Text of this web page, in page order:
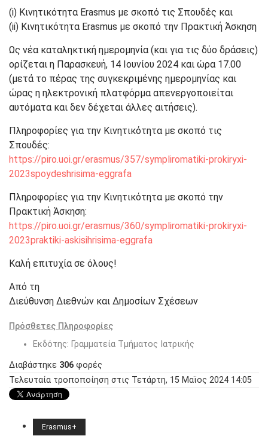
(i) Κινητικότητα Erasmus με σκοπό τις Σπουδές και
(ii) Κινητικότητα Erasmus με σκοπό την Πρακτική Άσκηση
Ως νέα καταληκτική ημερομηνία (και για τις δύο δράσεις)
ορίζεται η Παρασκευή, 14 Ιουνίου 2024 και ώρα 17.00
(μετά το πέρας της συγκεκριμένης ημερομηνίας και
ώρας η ηλεκτρονική πλατφόρμα απενεργοποιείται
αυτόματα και δεν δέχεται άλλες αιτήσεις).
Πληροφορίες για την Κινητικότητα με σκοπό τις
Σπουδές:
https://piro.uoi.gr/erasmus/357/sympliromatiki-prokiryxi-
2023spoydeshrisima-eggrafa
Πληροφορίες για την Κινητικότητα με σκοπό την
Πρακτική Άσκηση:
https://piro.uoi.gr/erasmus/360/sympliromatiki-prokiryxi-
2023praktiki-askisihrisima-eggrafa
Καλή επιτυχία σε όλους!
Από τη
Διεύθυνση Διεθνών και Δημοσίων Σχέσεων
Πρόσθετες Πληροφορίες
Εκδότης: Γραμματεία Τμήματος Ιατρικής
Διαβάστηκε 306 φορές
Τελευταία τροποποίηση στις Τετάρτη, 15 Μαϊος 2024 14:05
Erasmus+